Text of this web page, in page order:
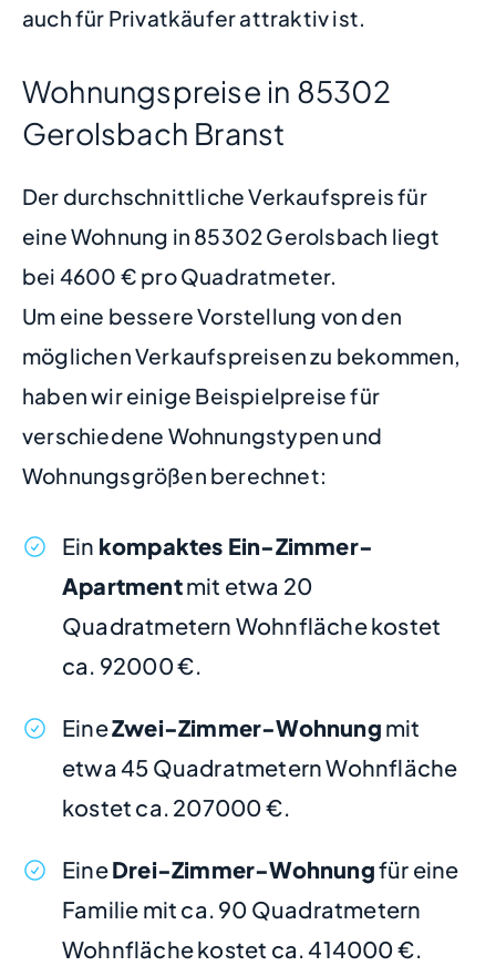
auch für Privatkäufer attraktiv ist.
Wohnungspreise in 85302
Gerolsbach Branst
Der durchschnittliche Verkaufspreis für
eine Wohnung in 85302 Gerolsbach liegt
bei 4600 € pro Quadratmeter.
Um eine bessere Vorstellung von den
möglichen Verkaufspreisen zu bekommen,
haben wir einige Beispielpreise für
verschiedene Wohnungstypen und
Wohnungsgrößen berechnet:
Ein kompaktes Ein-Zimmer-
Apartmentmit etwa 20
Quadratmetern Wohnfläche kostet
ca. 92000 €.
EineZwei-Zimmer-Wohnung mit
etwa 45 Quadratmetern Wohnfläche
kostet ca. 207000 €.
EineDrei-Zimmer-Wohnungfür eine
Familie mit ca. 90 Quadratmetern
Wohnfläche kostet ca. 414000 €.